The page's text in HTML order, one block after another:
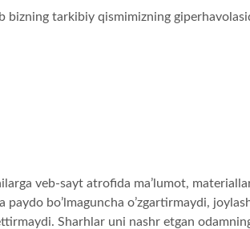
tarkibiy qismimizning
veb-sayt atrofida ma’lumot,
bo’lmaguncha o’zgartirmaydi,
Sharhlar uni nashr etgan